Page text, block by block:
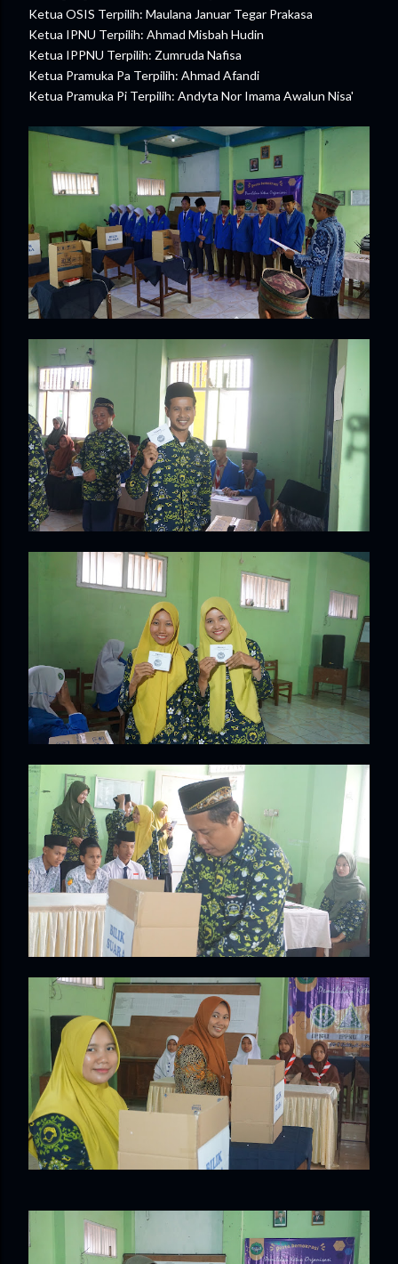
Ketua OSIS Terpilih: Maulana Januar Tegar Prakasa
Ketua IPNU Terpilih: Ahmad Misbah Hudin
Ketua IPPNU Terpilih: Zumruda Nafisa
Ketua Pramuka Pa Terpilih: Ahmad Afandi
Ketua Pramuka Pi Terpilih: Andyta Nor Imama Awalun Nisa'